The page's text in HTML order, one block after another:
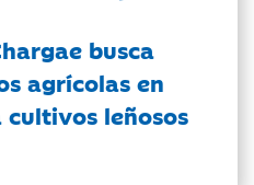
busca
agrícolas en
leñosos